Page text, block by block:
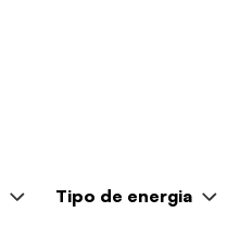
Tipo de energia